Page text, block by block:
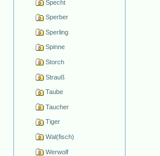
Specht
Sperber
Sperling
Spinne
Storch
Strauß
Taube
Taucher
Tiger
Wal(fisch)
Werwolf